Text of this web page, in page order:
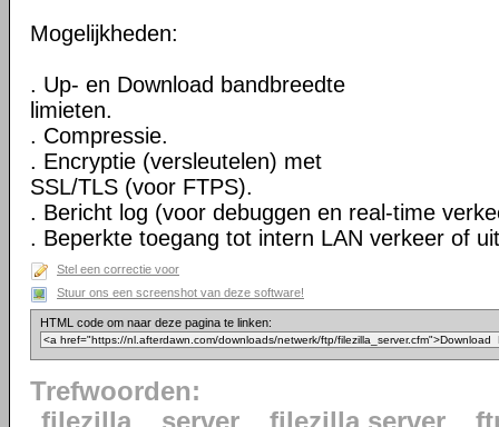
Mogelijkheden:
. Up- en Download bandbreedte
limieten.
. Compressie.
. Encryptie (versleutelen) met
SSL/TLS (voor FTPS).
. Bericht log (voor debuggen en real-time
. Beperkte toegang tot intern LAN verkeer of
Stel een correctie voor
Stuur ons een screenshot van deze software!
HTML code om naar deze pagina te linken:
Trefwoorden: